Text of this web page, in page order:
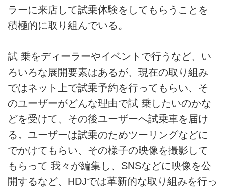
ラーに来店して試乗体験をしてもらうことを
積極的に取り組んでいる。
試 乗をディーラーやイベントで行うなど、い
ろいろな展開要素はあるが、現在の取り組み
ではネット上で試乗予約を行ってもらい、そ
のユーザーがどんな理由で試 乗したいのかな
どを受けて、その後ユーザーへ試乗車を届け
る。ユーザーは試乗のためツーリングなどに
でかけてもらい、その様子の映像を撮影して
もらって 我々が編集し、SNSなどに映像を公
開するなど、HDJでは革新的な取り組みを行っ